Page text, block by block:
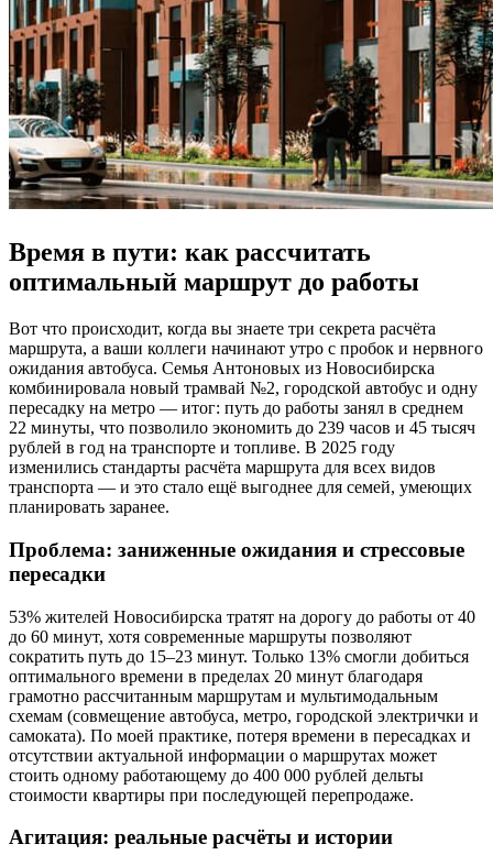
Время в пути: как рассчитать
оптимальный маршрут до работы
Вот что происходит, когда вы знаете три секрета расчёта
маршрута, а ваши коллеги начинают утро с пробок и нервного
ожидания автобуса. Семья Антоновых из Новосибирска
комбинировала новый трамвай №2, городской автобус и одну
пересадку на метро — итог: путь до работы занял в среднем
22 минуты, что позволило экономить до 239 часов и 45 тысяч
рублей в год на транспорте и топливе. В 2025 году
изменились стандарты расчёта маршрута для всех видов
транспорта — и это стало ещё выгоднее для семей, умеющих
планировать заранее.
Проблема: заниженные ожидания и стрессовые
пересадки
53% жителей Новосибирска тратят на дорогу до работы от 40
до 60 минут, хотя современные маршруты позволяют
сократить путь до 15–23 минут. Только 13% смогли добиться
оптимального времени в пределах 20 минут благодаря
грамотно рассчитанным маршрутам и мультимодальным
схемам (совмещение автобуса, метро, городской электрички и
самоката). По моей практике, потеря времени в пересадках и
отсутствии актуальной информации о маршрутах может
стоить одному работающему до 400 000 рублей дельты
стоимости квартиры при последующей перепродаже.
Агитация: реальные расчёты и истории